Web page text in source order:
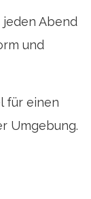
jeden Abend
und
für einen
Umgebung.